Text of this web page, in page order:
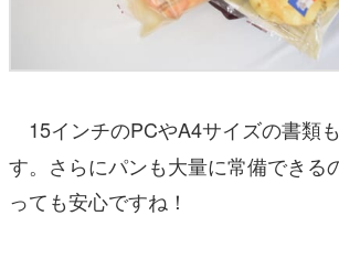
15インチのPCやA4サイズの書類も
す。さらにパンも大量に常備できる
っても安心ですね！